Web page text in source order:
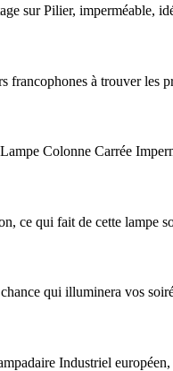
sur Pilier, imperméable,
à trouver les
Colonne Carrée
ce qui fait de cette lampe
qui illuminera vos
Industriel